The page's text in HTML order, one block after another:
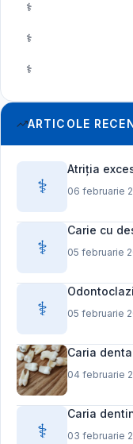
⚕️
⚕️
⚕️
ARTICOLE
⚕️
Atriția
06 februarie
⚕️
Carie cu
05 februarie
⚕️ 05 februarie
Caria
04 februarie
⚕️
Caria
03 februarie